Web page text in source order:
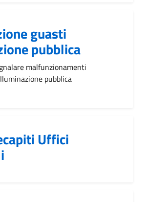
guasti
pubblica
malfunzionamenti
pubblica
Uffici